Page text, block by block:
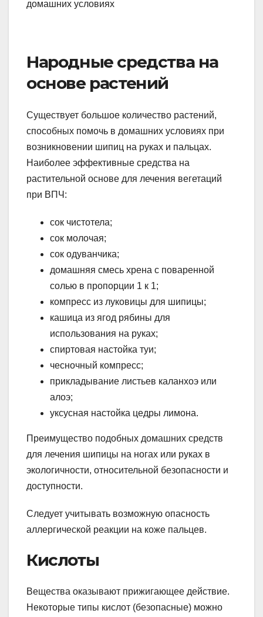
Народные средства на
основе растений
Существует большое количество растений,
способных помочь в домашних условиях при
возникновении шипиц на руках и пальцах.
Наиболее эффективные средства на
растительной основе для лечения вегетаций
при ВПЧ:
сок чистотела;
сок молочая;
сок одуванчика;
домашняя смесь хрена с поваренной
солью в пропорции 1 к 1;
компресс из луковицы для шипицы;
кашица из ягод рябины для
использования на руках;
спиртовая настойка туи;
чесночный компресс;
прикладывание листьев каланхоэ или
алоэ;
уксусная настойка цедры лимона.
Преимущество подобных домашних средств
для лечения шипицы на ногах или руках в
экологичности, относительной безопасности и
доступности.
Следует учитывать возможную опасность
аллергической реакции на коже пальцев.
Кислоты
Вещества оказывают прижигающее действие.
Некоторые типы кислот (безопасные) можно